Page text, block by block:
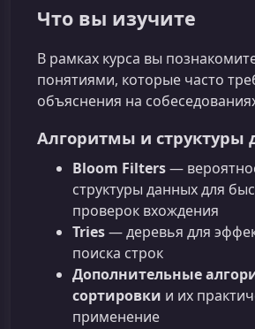
Что вы изучите
В рамках курса вы
понятиями, которые часто
объяснения на
Алгоритмы и структуры
Bloom Filters—
структуры данных для
проверок вхождения
Tries— деревья для
поиска строк
Дополнительные
сортировки и их
применение